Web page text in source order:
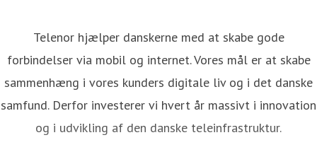
Telenor hjælper danskerne med at skabe gode
forbindelser via mobil og internet. Vores mål er at skabe
sammenhæng i vores kunders digitale liv og i det danske
samfund. Derfor investerer vi hvert år massivt i innovation
og i udvikling af den danske teleinfrastruktur.